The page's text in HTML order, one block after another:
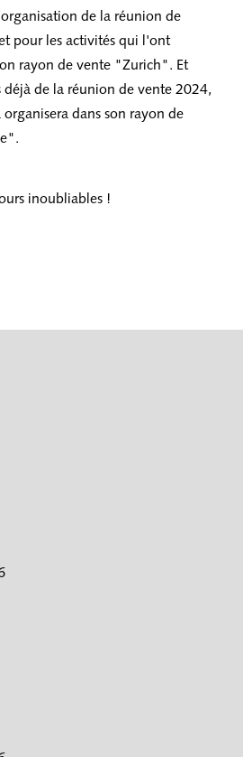
de la réunion de
pour les activités qui l'ont
rayon de vente "Zurich". Et
déjà de la réunion de vente 2024,
dans son rayon de
inoubliables !